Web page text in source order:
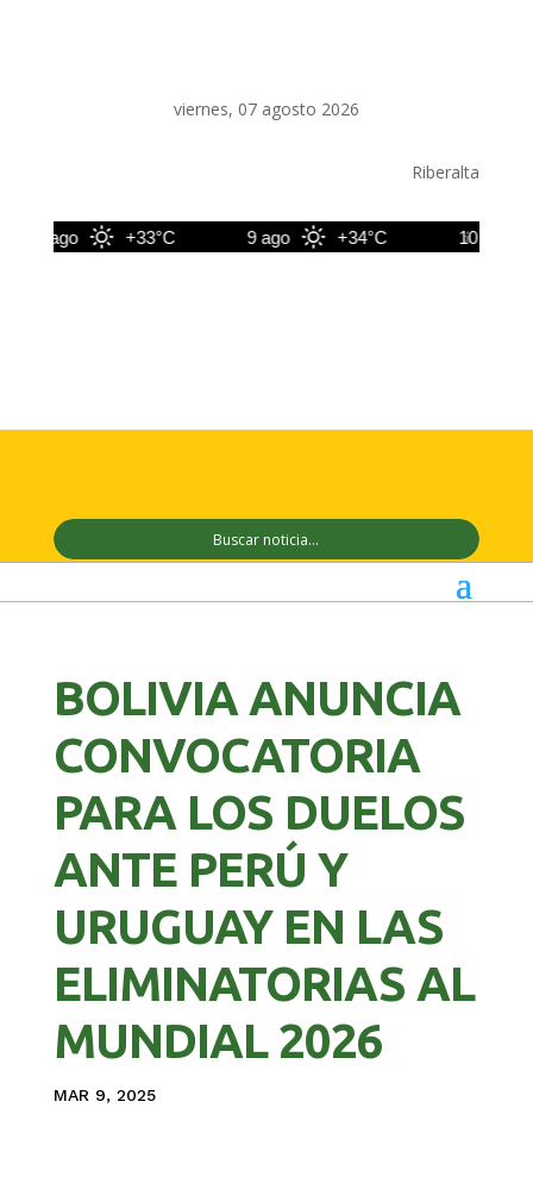
viernes, 07 agosto 2026
Riberalta
8 ago +33°C 9 ago +34°C 10 ago
BOLIVIA ANUNCIA
CONVOCATORIA
PARA LOS DUELOS
ANTE PERÚ Y
URUGUAY EN LAS
ELIMINATORIAS AL
MUNDIAL 2026
MAR 9, 2025